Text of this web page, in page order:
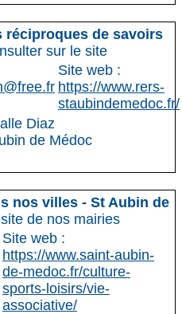
réciproques de savoirs
sur le site
Site web :
https://www.rers-
staubindemedoc.fr/
Diaz
de Médoc
nos villes - St Aubin de
de nos mairies
Site web :
https://www.saint-aubin-
de-medoc.fr/culture-
sports-loisirs/vie-
associative/